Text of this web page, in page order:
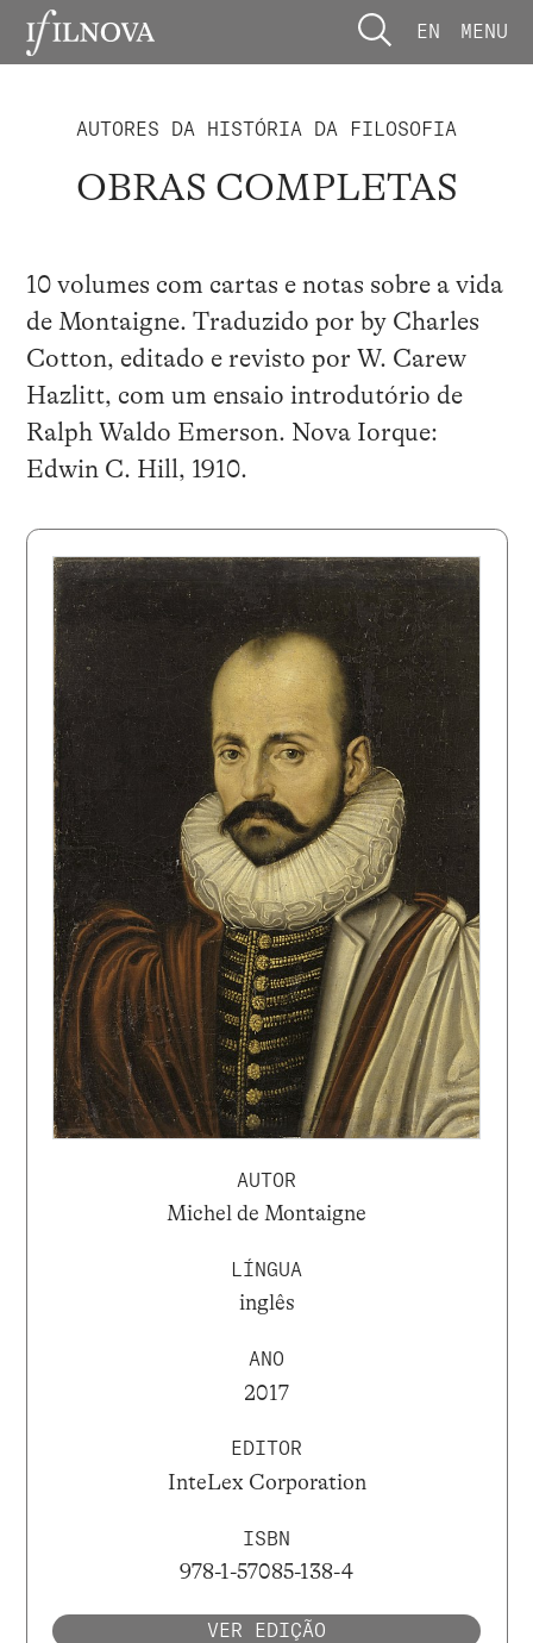
EN MENU
AUTORES DA HISTÓRIA DA FILOSOFIA
OBRAS COMPLETAS
10 volumes com cartas e notas sobre a vida
de Montaigne. Traduzido por by Charles
Cotton, editado e revisto por W. Carew
Hazlitt, com um ensaio introdutório de
Ralph Waldo Emerson. Nova Iorque:
Edwin C. Hill, 1910.
AUTOR
Michel de Montaigne
LÍNGUA
inglês
ANO
2017
EDITOR
InteLex Corporation
ISBN
978-1-57085-138-4
VER EDIÇÃO